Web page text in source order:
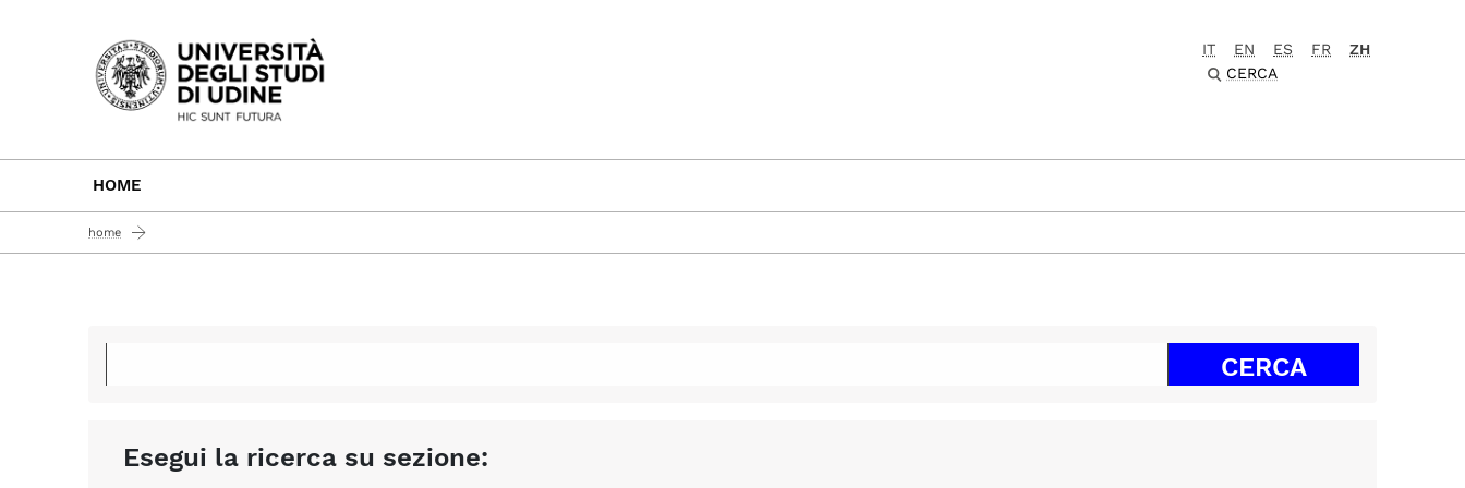
Passa al contenuto principale
IT EN ES FR
ZH
CERCA
HOME
home
Esegui la ricerca su sezione: